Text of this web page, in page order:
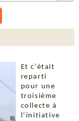
Et c’était
reparti
pour une
troisième
collecte à
l’initiative